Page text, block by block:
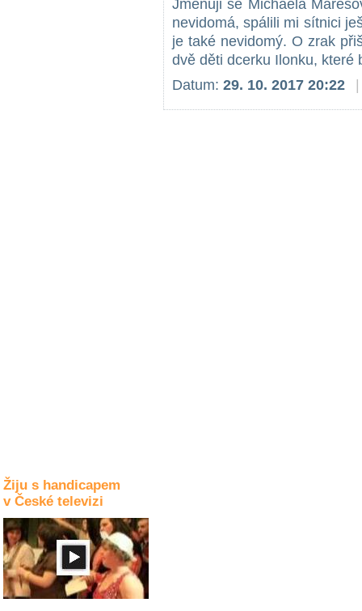
Žiju s handicapem
v České televizi
Jmenuji se Michaela
nevidomá, spálili mi sítnici
je také nevidomý. O zrak
dvě děti dcerku Ilonku, které
Datum: 29. 10. 2017 20:22